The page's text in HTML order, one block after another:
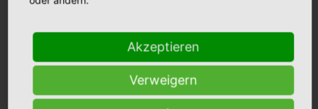
Stellenmarkt
Akzeptieren
Verweigern